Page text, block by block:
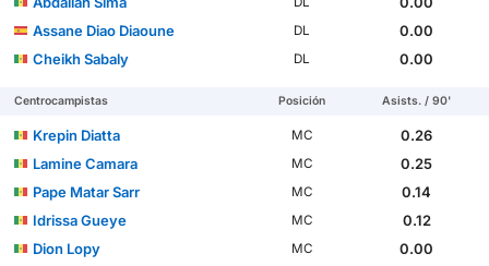
Assane Diao Diaoune
DL
0.00
Cheikh Sabaly
DL 0.00
Centrocampistas Posición Asists. / 90'
Krepin Diatta MC
0.26
Lamine Camara
MC
0.25
Pape Matar Sarr
MC
0.14
Idrissa Gueye
MC
0.12
Dion Lopy
MC
0.00